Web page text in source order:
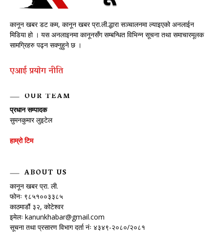
कानून खबर डट कम, कानून खबर प्रा.ली.द्धारा सञ्चालनमा ल्याइएको अनलाईन
मिडिया हो । यस अनलाइनमा कानूनसँग सम्बन्धित विभिन्न सूचना तथा समाचारमूलक
सामग्रिहरु पढ्न सक्नुहुने छ ।
एआई प्रयाेग नीति
OUR TEAM
प्रधान सम्पादक
सुमनकुमार लुइटेल
हाम्रो टिम
ABOUT US
कानून खबर प्रा. ली.
फोनः ९८५१००३३८५
काठमाडौं ३२, कोटेश्वर
इमेलः kanunkhabar@gmail.com
सूचना तथा प्रसारण विभाग दर्ता नंः ४३४९-२०८०/२०८१